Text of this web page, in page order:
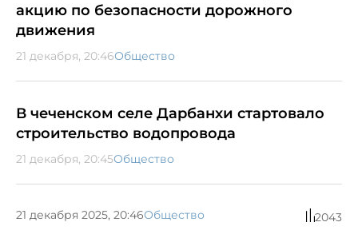
акцию по безопасности дорожного
движения
21 декабря, 20:46Общество
В чеченском селе Дарбанхи стартовало
строительство водопровода
21 декабря, 20:45Общество
21 декабря 2025, 20:46Общество 2043